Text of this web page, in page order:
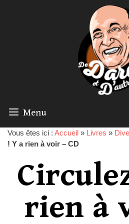
Menu
Vous êtes ici : Accueil » Livres »
! Y a rien à voir – CD
rien à